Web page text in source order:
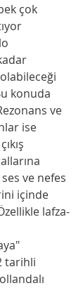
çok
konuda
ve
ise
ve nefes
içinde
lafza-
tarihli